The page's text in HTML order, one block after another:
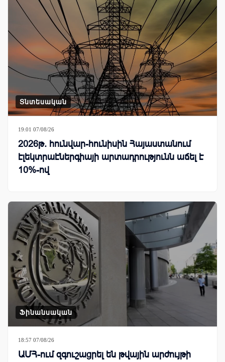
Տնտեսական
19:01 07/08/26
2026թ. հունվար-հունիսին Հայաստանում
էլեկտրաէներգիայի արտադրությունն աճել է
10%-ով
Ֆինանսական
18:57 07/08/26
ԱՄՀ-ում զգուշացրել են թվային արժույթի